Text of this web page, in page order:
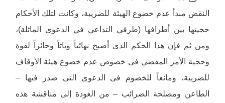
النقض مبدأ عدم خضوع الهيئة للضريبة، وكانت لتلك الأحكام
حجيتها بين أطرافها (طرفي التداعي في الدعوى الماثلة)،
ومن ثم فإن هذا الحكم الذى أصبح نهائياً وباتاً وحائزاً لقوة
وحجية الأمر المقضي فى خصوص عدم خضوع هيئة الأوقاف
للضريبة، ومانعاً للخصوم فى الدعوى التى صدر فيها –
الطاعن ومصلحة الضرائب – من العودة إلى مناقشة هذه